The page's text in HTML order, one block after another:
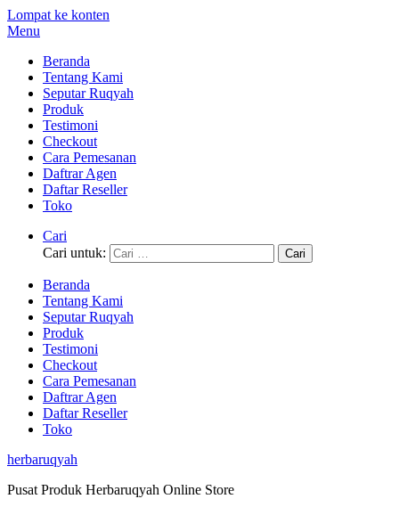
Lompat ke konten
Menu
Beranda
Tentang Kami
Seputar Ruqyah
Produk
Testimoni
Checkout
Cara Pemesanan
Daftrar Agen
Daftar Reseller
Toko
Cari
Cari untuk:
Beranda
Tentang Kami
Seputar Ruqyah
Produk
Testimoni
Checkout
Cara Pemesanan
Daftrar Agen
Daftar Reseller
Toko
herbaruqyah
Pusat Produk Herbaruqyah Online Store